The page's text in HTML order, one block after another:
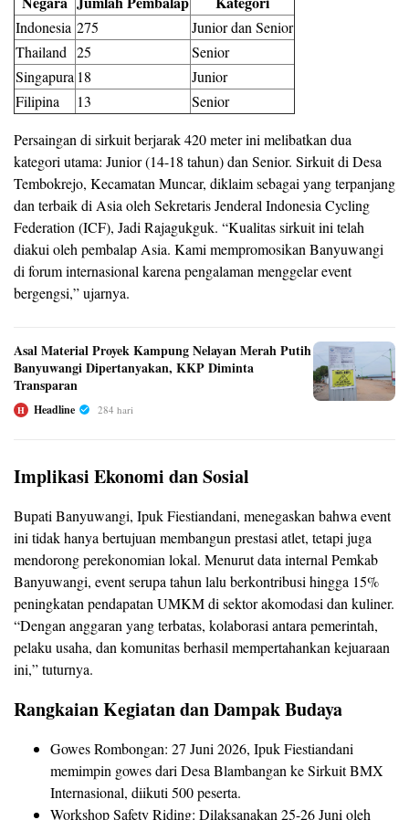
Indonesia 275
Junior dan Senior
Thailand 25
Senior
Singapura 18
Junior
Filipina
13
Senior
Persaingan di sirkuit berjarak 420 meter ini melibatkan dua
kategori utama: Junior (14-18 tahun) dan Senior. Sirkuit di Desa
Tembokrejo, Kecamatan Muncar, diklaim sebagai yang terpanjang
dan terbaik di Asia oleh Sekretaris Jenderal Indonesia Cycling
Federation (ICF), Jadi Rajagukguk. “Kualitas sirkuit ini telah
diakui oleh pembalap Asia. Kami mempromosikan Banyuwangi
di forum internasional karena pengalaman menggelar event
bergengsi,” ujarnya.
Asal Material Proyek Kampung Nelayan Merah Putih
Banyuwangi Dipertanyakan, KKP Diminta
Transparan
H Headline 284 hari
Implikasi Ekonomi dan Sosial
Bupati Banyuwangi, Ipuk Fiestiandani, menegaskan bahwa event
ini tidak hanya bertujuan membangun prestasi atlet, tetapi juga
mendorong perekonomian lokal. Menurut data internal Pemkab
Banyuwangi, event serupa tahun lalu berkontribusi hingga 15%
peningkatan pendapatan UMKM di sektor akomodasi dan kuliner.
“Dengan anggaran yang terbatas, kolaborasi antara pemerintah,
pelaku usaha, dan komunitas berhasil mempertahankan kejuaraan
ini,” tuturnya.
Rangkaian Kegiatan dan Dampak Budaya
Gowes Rombongan: 27 Juni 2026, Ipuk Fiestiandani
memimpin gowes dari Desa Blambangan ke Sirkuit BMX
Internasional, diikuti 500 peserta.
Workshop Safety Riding: Dilaksanakan 25-26 Juni oleh